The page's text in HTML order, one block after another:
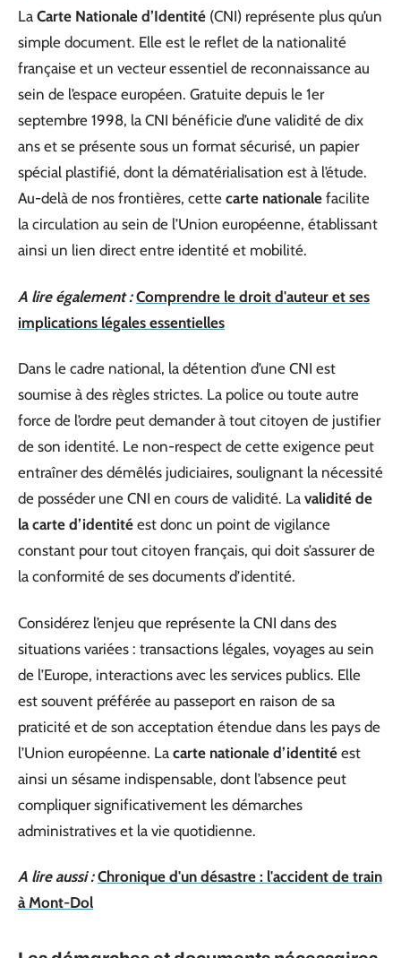
La Carte Nationale d’Identité (CNI) représente plus qu’un
simple document. Elle est le reflet de la nationalité
française et un vecteur essentiel de reconnaissance au
sein de l’espace européen. Gratuite depuis le 1er
septembre 1998, la CNI bénéficie d’une validité de dix
ans et se présente sous un format sécurisé, un papier
spécial plastifié, dont la dématérialisation est à l’étude.
Au-delà de nos frontières, cette carte nationale facilite
la circulation au sein de l’Union européenne, établissant
ainsi un lien direct entre identité et mobilité.
A lire également : Comprendre le droit d'auteur et ses
implications légales essentielles
Dans le cadre national, la détention d’une CNI est
soumise à des règles strictes. La police ou toute autre
force de l’ordre peut demander à tout citoyen de justifier
de son identité. Le non-respect de cette exigence peut
entraîner des démêlés judiciaires, soulignant la nécessité
de posséder une CNI en cours de validité. La validité de
la carte d’identité est donc un point de vigilance
constant pour tout citoyen français, qui doit s’assurer de
la conformité de ses documents d’identité.
Considérez l’enjeu que représente la CNI dans des
situations variées : transactions légales, voyages au sein
de l’Europe, interactions avec les services publics. Elle
est souvent préférée au passeport en raison de sa
praticité et de son acceptation étendue dans les pays de
l’Union européenne. La carte nationale d’identité est
ainsi un sésame indispensable, dont l’absence peut
compliquer significativement les démarches
administratives et la vie quotidienne.
A lire aussi : Chronique d'un désastre : l'accident de train
à Mont-Dol